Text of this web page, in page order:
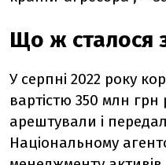
Що ж сталося
У серпні 2022 року
вартістю 350 млн
арештували і
Національному